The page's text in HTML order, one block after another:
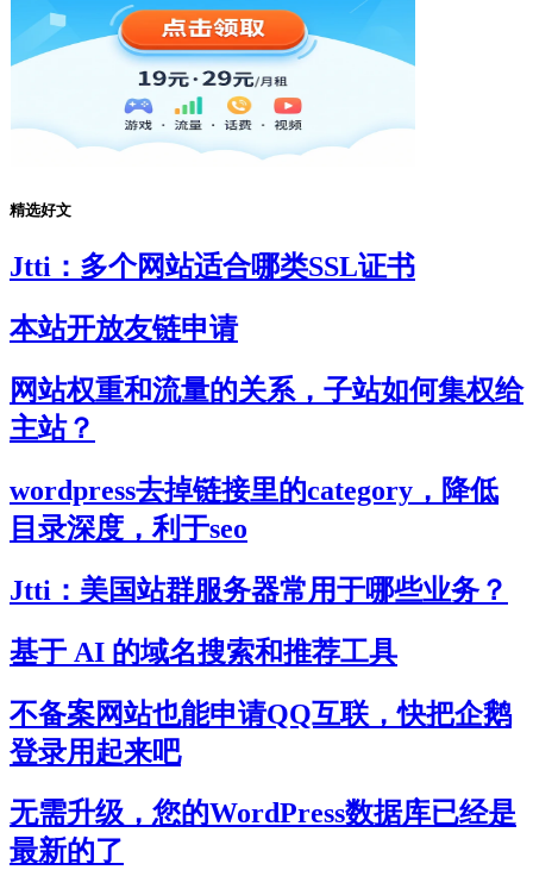
精选好文
Jtti：多个网站适合哪类SSL证书
本站开放友链申请
网站权重和流量的关系，子站如何集权给
主站？
wordpress去掉链接里的category，降低
目录深度，利于seo
Jtti：美国站群服务器常用于哪些业务？
基于 AI 的域名搜索和推荐工具
不备案网站也能申请QQ互联，快把企鹅
登录用起来吧
无需升级，您的WordPress数据库已经是
最新的了